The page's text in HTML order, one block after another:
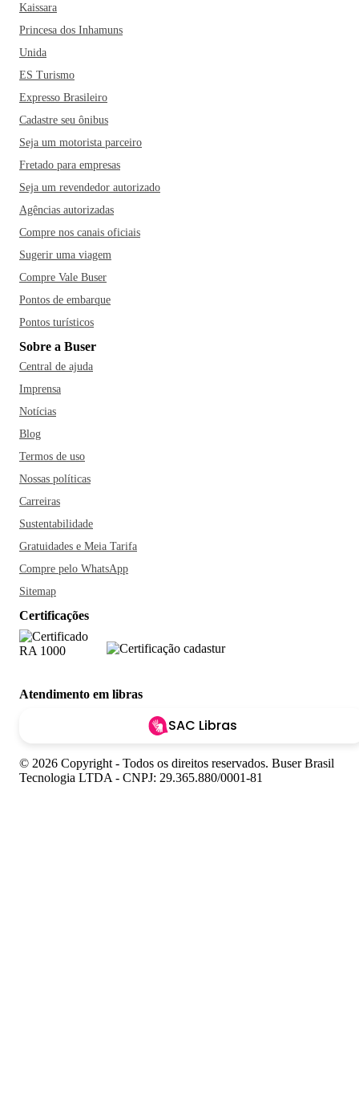
Kaissara
Princesa dos Inhamuns
Unida
ES Turismo
Expresso Brasileiro
Cadastre seu ônibus
Seja um motorista parceiro
Fretado para empresas
Seja um revendedor autorizado
Agências autorizadas
Compre nos canais oficiais
Sugerir uma viagem
Compre Vale Buser
Pontos de embarque
Pontos turísticos
Sobre a Buser
Central de ajuda
Imprensa
Notícias
Blog
Termos de uso
Nossas políticas
Carreiras
Sustentabilidade
Gratuidades e Meia Tarifa
Compre pelo WhatsApp
Sitemap
Certificações
Atendimento em libras
SAC Libras
© 2026 Copyright - Todos os direitos reservados. Buser Brasil
Tecnologia LTDA - CNPJ: 29.365.880/0001-81